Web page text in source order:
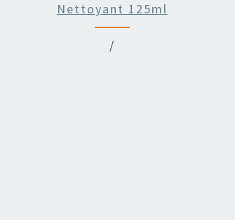
Nettoyant 125ml
/